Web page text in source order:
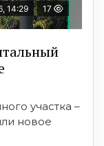
14:29 17
участка –
новое